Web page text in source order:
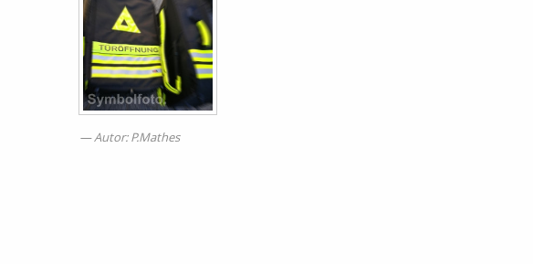
Autor: P.Mathes